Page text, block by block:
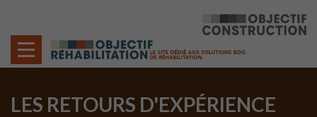
LES RETOURS D'EXPÉRIENCE